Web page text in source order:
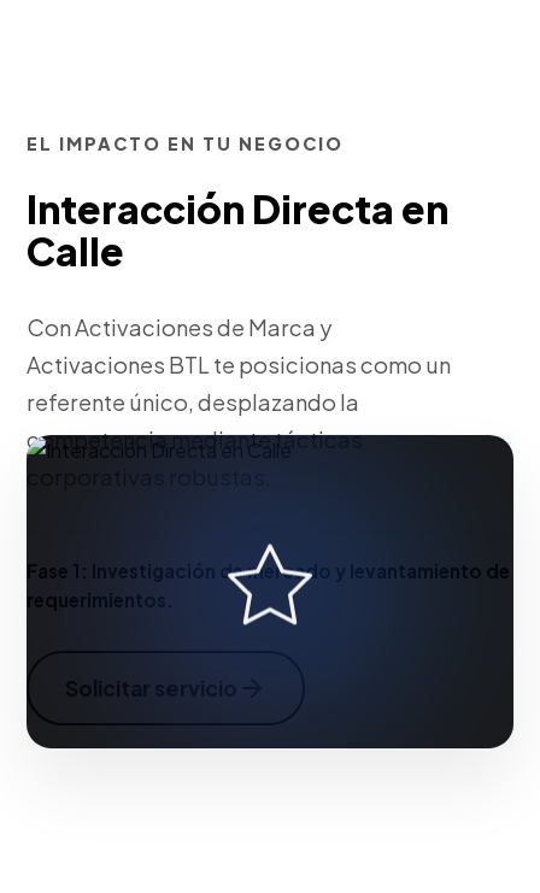
EL IMPACTO EN TU NEGOCIO
Interacción Directa en
Calle
Con Activaciones de Marca y
Activaciones BTL te posicionas como un
referente único, desplazando la
competencia mediante tácticas
Fase 1:
Investigación de mercado y levantamiento de
requerimientos.